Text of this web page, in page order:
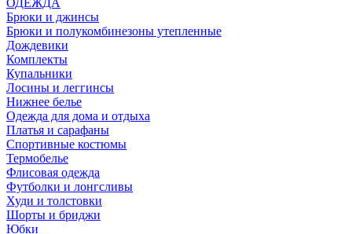
ОДЕЖДА
Брюки и джинсы
Брюки и полукомбинезоны утепленные
Дождевики
Комплекты
Купальники
Лосины и леггинсы
Нижнее белье
Одежда для дома и отдыха
Платья и сарафаны
Спортивные костюмы
Термобелье
Флисовая одежда
Футболки и лонгсливы
Худи и толстовки
Шорты и бриджи
Юбки